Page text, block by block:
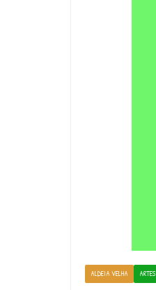
ALDEIA VELHA ARTES